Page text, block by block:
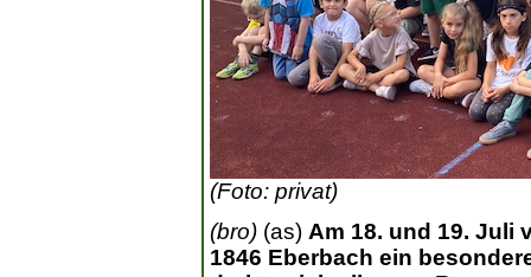
(Foto: privat)
(bro) (as) Am 18. und 19. Juli
1846 Eberbach ein